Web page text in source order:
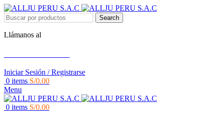
Search
Llámanos al
Iniciar Sesión / Registrarse
0 items S/0.00
Menu
0 items S/0.00